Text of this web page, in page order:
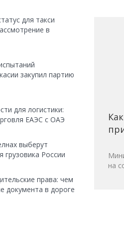
для такси
в
закупил партию
для логистики:
ЕАЭС с ОАЭ
выберут
грузовика России
права: чем
документа в дороге
на